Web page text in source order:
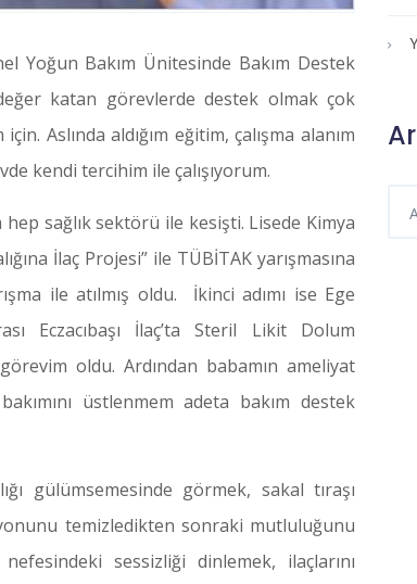
Yoğun Bakım Ünitesinde Bakım Destek
katan görevlerde destek olmak çok
Aslında aldığım eğitim, çalışma alanım
kendi tercihim ile çalışıyorum.
sağlık sektörü ile kesişti. Lisede Kimya
İlaç Projesi” ile TÜBİTAK yarışmasına
ile atılmış oldu. İkinci adımı ise Ege
Eczacıbaşı İlaç’ta Steril Likit Dolum
oldu. Ardından babamın ameliyat
üstlenmem adeta bakım destek
gülümsemesinde görmek, sakal tıraşı
temizledikten sonraki mutluluğunu
sessizliği dinlemek, ilaçlarını